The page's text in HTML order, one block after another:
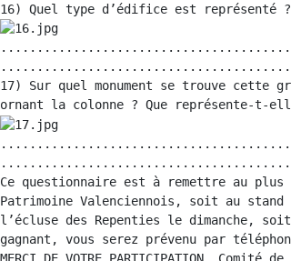
17) Sur quel monument se trouve cette
Ce questionnaire est à remettre au plus
Patrimoine Valenciennois, soit au
l’écluse des Repenties le dimanche,
gagnant, vous serez prévenu par
MERCI DE VOTRE PARTICIPATION.